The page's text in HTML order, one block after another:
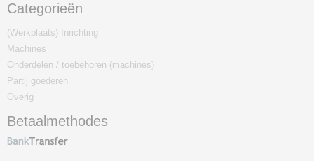
Categorieën
(Werkplaats) Inrichting
Machines
Onderdelen / toebehoren (machines)
Partij goederen
Overig
Betaalmethodes